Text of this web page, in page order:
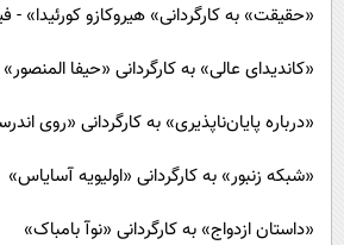
«حقیقت» به کارگردانی» هیروکازو کورئیدا» -
«کاندیدای عالی» به کارگردانی «حیفا المنصور»
«درباره پایان‌ناپذیری» به کارگردانی «روی
«شبکه زنبور» به کارگردانی «اولیویه آسایاس»
«داستان ازدواج» به کارگردانی «نوآ بامباک»